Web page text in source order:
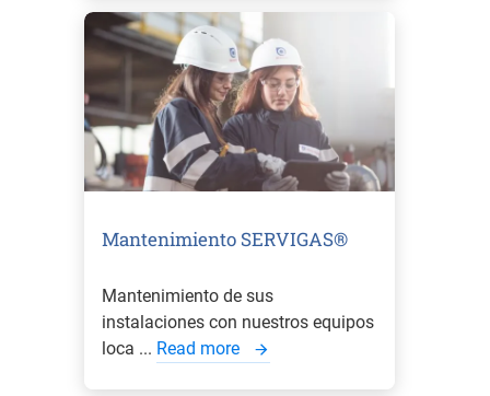
Mantenimiento SERVIGAS®
Mantenimiento de sus
instalaciones con nuestros equipos
loca ... Read more